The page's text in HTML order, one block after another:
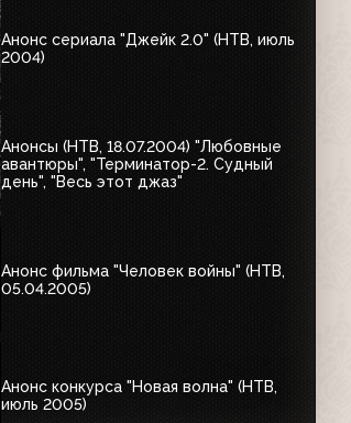
Анонс сериала "Джейк 2.0" (НТВ, июль
2004)
Анонсы (НТВ, 18.07.2004) "Любовные
авантюры", "Терминатор-2. Судный
день", "Весь этот джаз"
Анонс фильма "Человек войны" (НТВ,
05.04.2005)
Анонс конкурса "Новая волна" (НТВ,
июль 2005)